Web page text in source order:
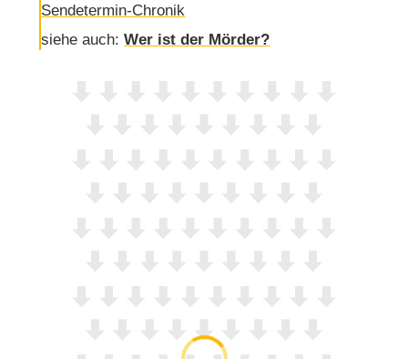
Sendetermin-Chronik
siehe auch:Wer ist der Mörder?